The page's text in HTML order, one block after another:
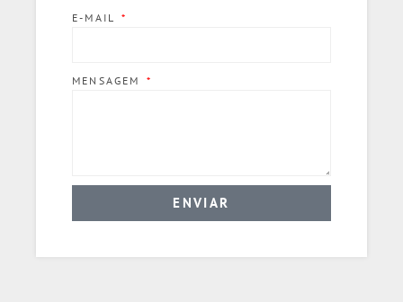
E-MAIL
MENSAGEM
ENVIAR